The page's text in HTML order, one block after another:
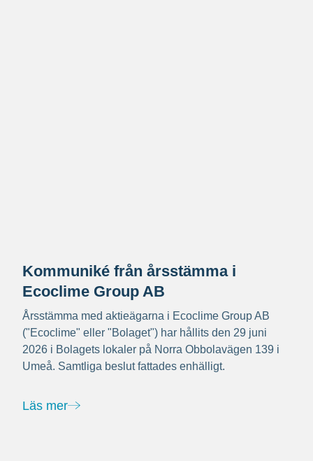
Kommuniké från årsstämma i
Ecoclime Group AB
Årsstämma med aktieägarna i Ecoclime Group AB
("Ecoclime" eller "Bolaget") har hållits den 29 juni
2026 i Bolagets lokaler på Norra Obbolavägen 139 i
Umeå. Samtliga beslut fattades enhälligt.
Läs mer